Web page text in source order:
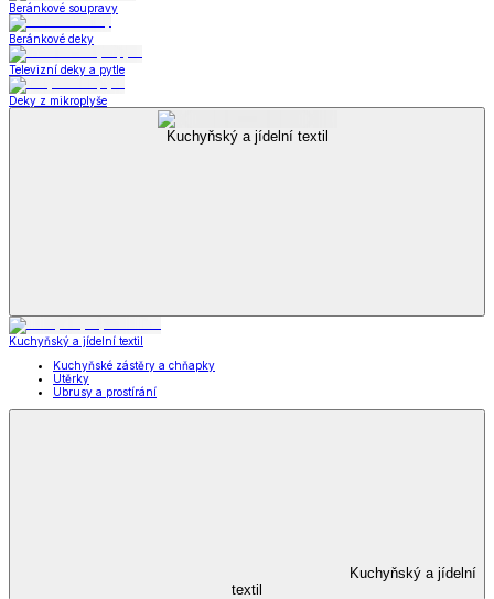
Beránkové soupravy
Beránkové deky
Televizní deky a pytle
Deky z mikroplyše
Kuchyňský a jídelní textil
Kuchyňský a jídelní textil
Kuchyňské zástěry a chňapky
Utěrky
Ubrusy a prostírání
Kuchyňský a jídelní
textil